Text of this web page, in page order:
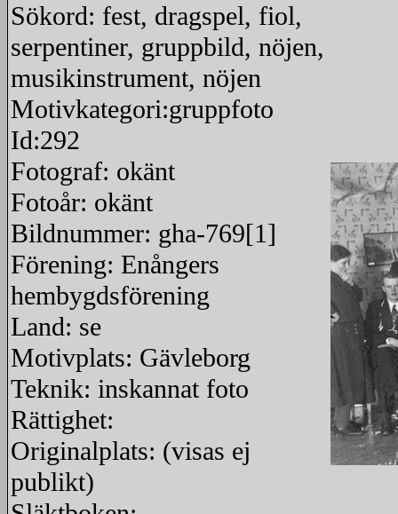
Sökord: fest, dragspel, fiol,
serpentiner, gruppbild, nöjen,
musikinstrument, nöjen
Motivkategori:gruppfoto
Id:292
Fotograf: okänt
Fotoår: okänt
Bildnummer: gha-769[1]
Förening: Enångers
hembygdsförening
Land: se
Motivplats: Gävleborg
Teknik: inskannat foto
Rättighet:
Originalplats: (visas ej
publikt)